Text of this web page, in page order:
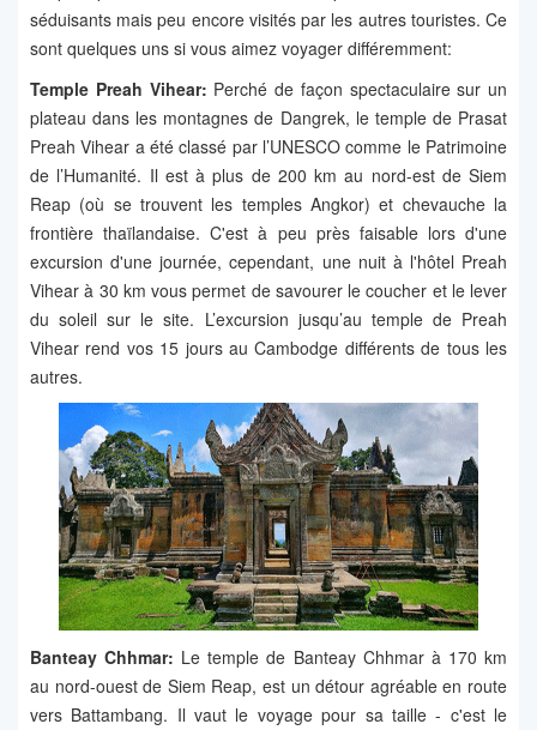
séduisants mais peu encore visités par les autres touristes. Ce
sont quelques uns si vous aimez voyager différemment:
Temple Preah Vihear: Perché de façon spectaculaire sur un
plateau dans les montagnes de Dangrek, le temple de Prasat
Preah Vihear a été classé par l’UNESCO comme le Patrimoine
de l’Humanité. Il est à plus de 200 km au nord-est de Siem
Reap (où se trouvent les temples Angkor) et chevauche la
frontière thaïlandaise. C'est à peu près faisable lors d'une
excursion d'une journée, cependant, une nuit à l'hôtel Preah
Vihear à 30 km vous permet de savourer le coucher et le lever
du soleil sur le site. L’excursion jusqu’au temple de Preah
Vihear rend vos 15 jours au Cambodge différents de tous les
autres.
Banteay Chhmar: Le temple de Banteay Chhmar à 170 km
au nord-ouest de Siem Reap, est un détour agréable en route
vers Battambang. Il vaut le voyage pour sa taille - c'est le